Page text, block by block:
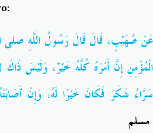
عَنْ صُهَيْبٍ، قَالَ قَالَ رَسُولُ اللَّهِ صلى
الْمُؤْمِنِ إِنَّ أَمْرَهُ كُلَّهُ خَيْرٌ، وَلَيْسَ ذَاكَ
سَرَّاءُ شَكَرَ فَكَانَ خَيْرًا لَهُ، وَإِنْ
مسلم